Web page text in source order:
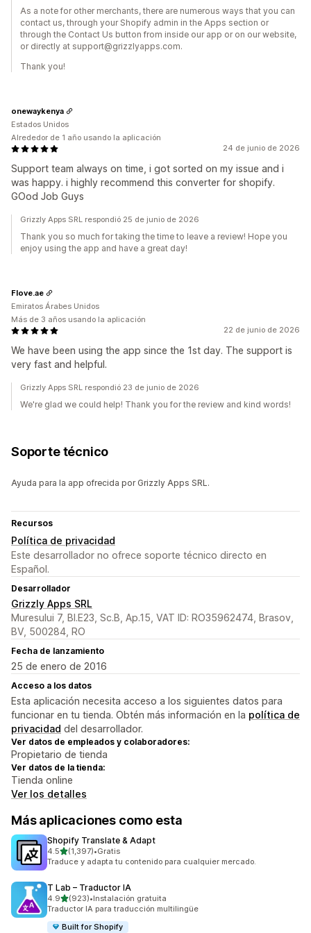
As a note for other merchants, there are numerous ways that you can
contact us, through your Shopify admin in the Apps section or
through the Contact Us button from inside our app or on our website,
or directly at support@grizzlyapps.com.
Thank you!
24 de junio de 2026
Support team always on time, i got sorted on my issue and i
was happy. i highly recommend this converter for shopify.
GOod Job Guys
onewaykenya
Estados Unidos
Alrededor de 1 año usando la aplicación
Grizzly Apps SRL respondió 25 de junio de 2026
Thank you so much for taking the time to leave a review! Hope you
enjoy using the app and have a great day!
22 de junio de 2026
We have been using the app since the 1st day. The support is
very fast and helpful.
Flove.ae
Emiratos Árabes Unidos
Más de 3 años usando la aplicación
Grizzly Apps SRL respondió 23 de junio de 2026
We're glad we could help! Thank you for the review and kind words!
Soporte técnico
Ayuda para la app ofrecida por Grizzly Apps SRL.
Recursos
Política de privacidad
Este desarrollador no ofrece soporte técnico directo en
Español.
Desarrollador
Grizzly Apps SRL
Muresului 7, Bl.E23, Sc.B, Ap.15, VAT ID: RO35962474, Brasov,
BV, 500284, RO
Fecha de lanzamiento
25 de enero de 2016
Acceso a los datos
Esta aplicación necesita acceso a los siguientes datos para
funcionar en tu tienda. Obtén más información en la política de
privacidad del desarrollador.
Ver datos de empleados y colaboradores:
Propietario de tienda
Ver datos de la tienda:
Tienda online
Ver los detalles
Más aplicaciones como esta
Shopify Translate & Adapt
4.5de 5 estrellas
(1,397)
1397 reseñas en total
•Gratis
Traduce y adapta tu contenido para cualquier mercado.
T Lab – Traductor IA
4.9de 5 estrellas
(923)
923 reseñas en total
•Instalación gratuita
Traductor IA para traducción multilingüe
Built for Shopify